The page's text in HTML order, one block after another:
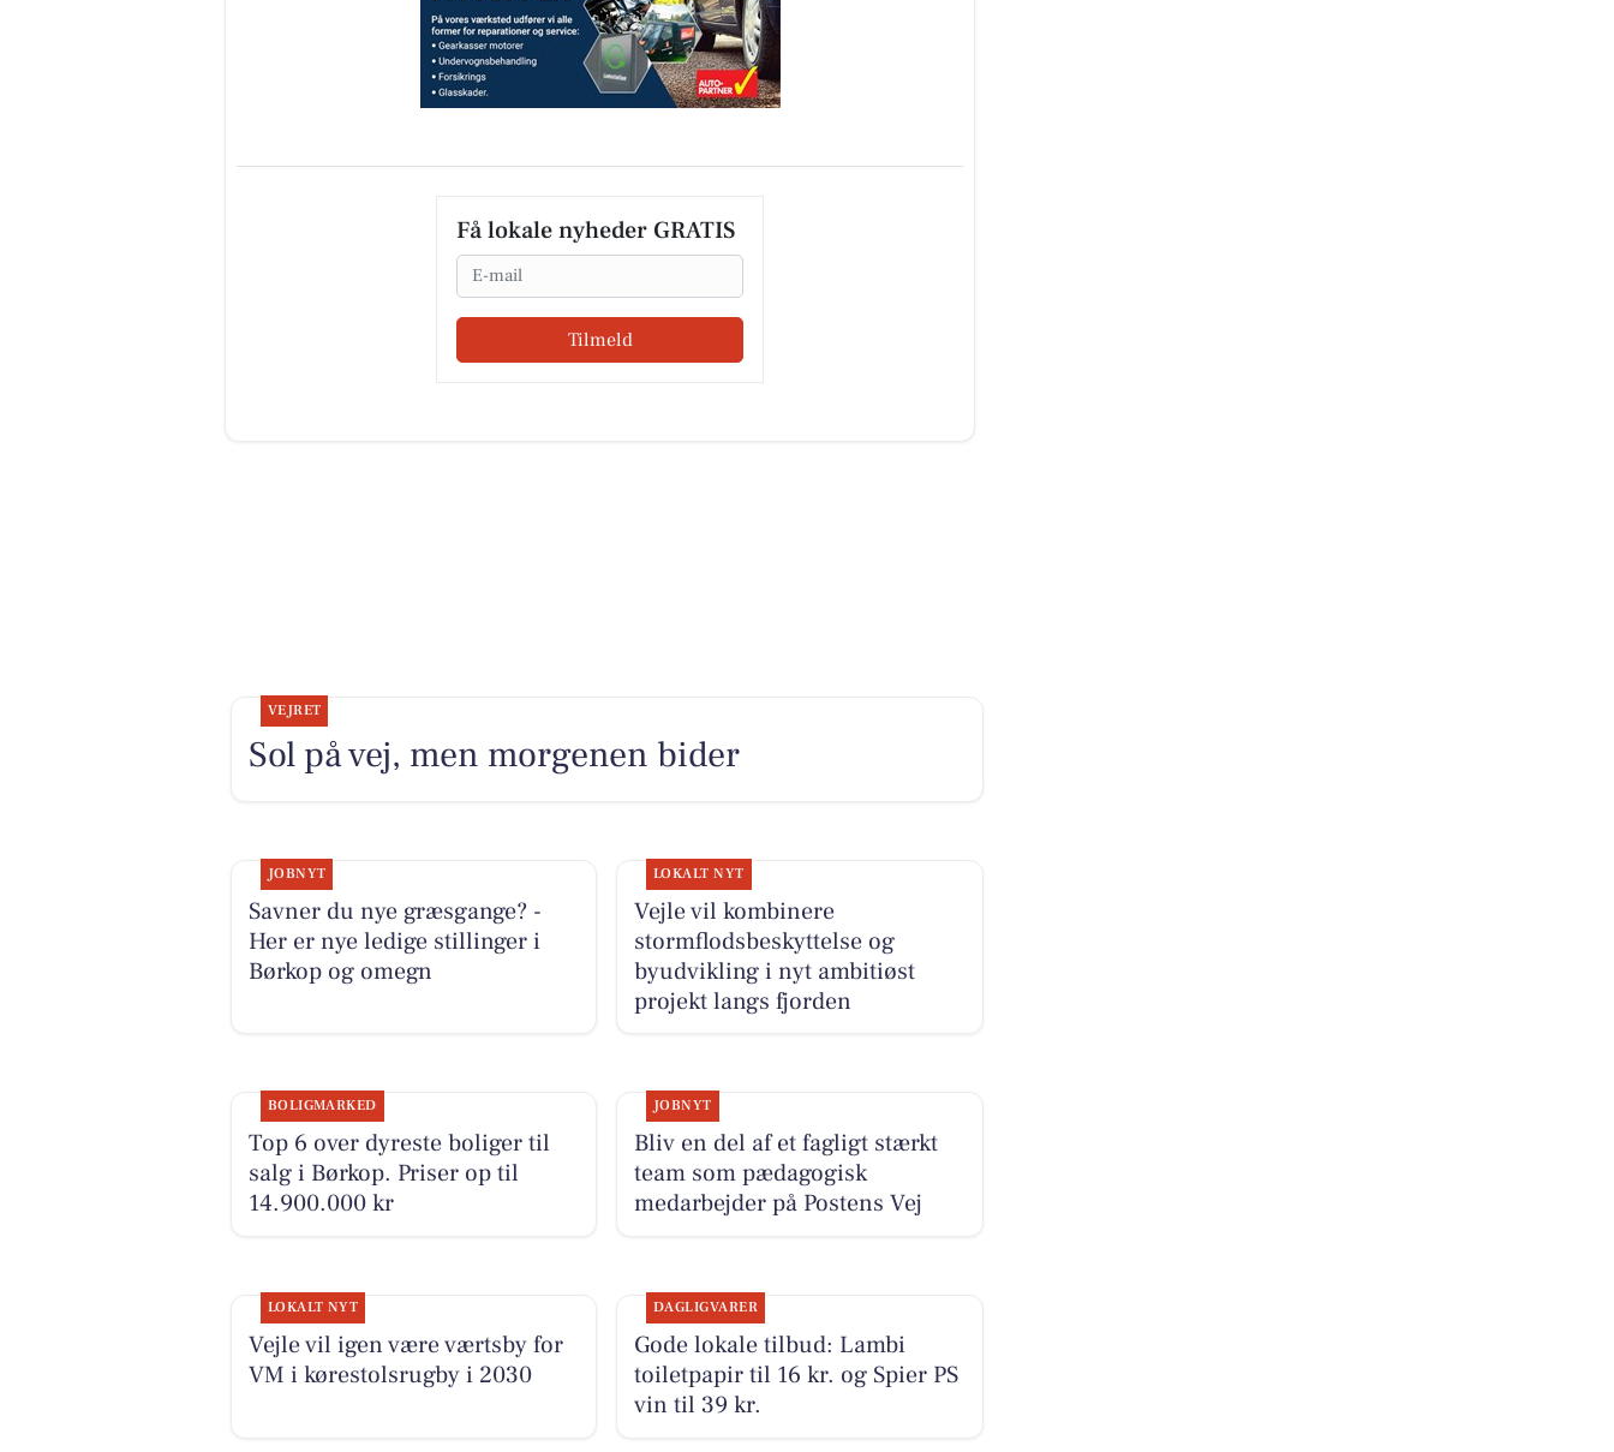
Få lokale nyheder GRATIS
Email
Tilmeld
VEJRET
Sol på vej, men morgenen bider
JOBNYT
Savner du nye græsgange? -
Her er nye ledige stillinger i
Børkop og omegn
LOKALT NYT
Vejle vil kombinere
stormflodsbeskyttelse og
byudvikling i nyt ambitiøst
projekt langs fjorden
BOLIGMARKED
Top 6 over dyreste boliger til
salg i Børkop. Priser op til
14.900.000 kr
JOBNYT
Bliv en del af et fagligt stærkt
team som pædagogisk
medarbejder på Postens Vej
LOKALT NYT
Vejle vil igen være værtsby for
VM i kørestolsrugby i 2030
DAGLIGVARER
Gode lokale tilbud: Lambi
toiletpapir til 16 kr. og Spier PS
vin til 39 kr.